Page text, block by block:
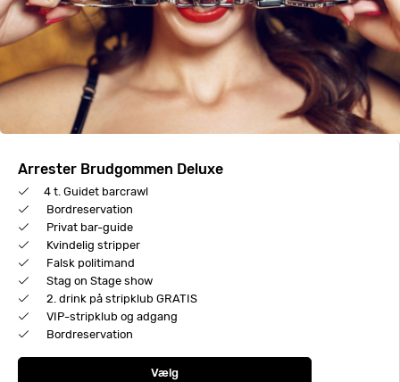
Arrester Brudgommen Deluxe
4 t. Guidet barcrawl
Bordreservation
Privat bar-guide
Kvindelig stripper
Falsk politimand
Stag on Stage show
2. drink på stripklub GRATIS
VIP-stripklub og adgang
Bordreservation
Vælg